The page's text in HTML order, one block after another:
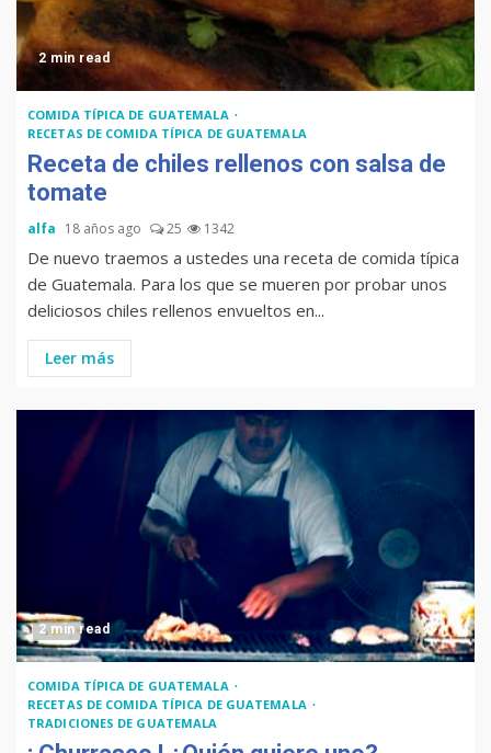
2 min read
COMIDA TÍPICA DE GUATEMALA
RECETAS DE COMIDA TÍPICA DE GUATEMALA
Receta de chiles rellenos con salsa de
tomate
alfa 18 años ago 25 1342
De nuevo traemos a ustedes una receta de comida típica
de Guatemala. Para los que se mueren por probar unos
deliciosos chiles rellenos envueltos en...
Leer más
2 min read
COMIDA TÍPICA DE GUATEMALA
RECETAS DE COMIDA TÍPICA DE GUATEMALA
TRADICIONES DE GUATEMALA